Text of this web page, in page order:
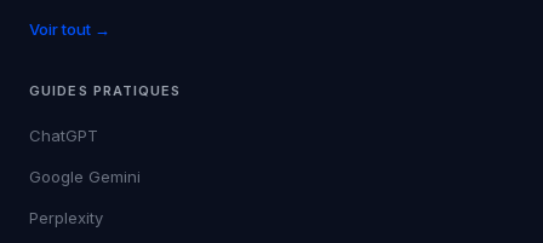
Voir tout →
GUIDES PRATIQUES
ChatGPT
Google Gemini
Perplexity